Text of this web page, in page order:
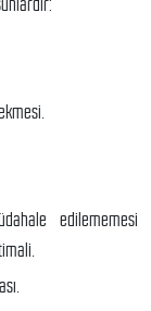
edilememesi